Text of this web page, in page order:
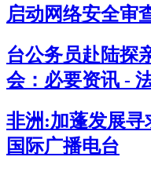
启动网络安全审
台公务员赴陆探
会：必要资讯 -
非洲:加蓬发展寻
国际广播电台